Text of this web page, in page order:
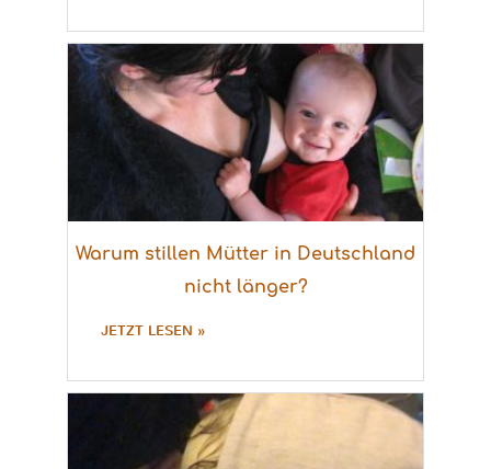
Warum stillen Mütter in Deutschland
nicht länger?
JETZT LESEN »